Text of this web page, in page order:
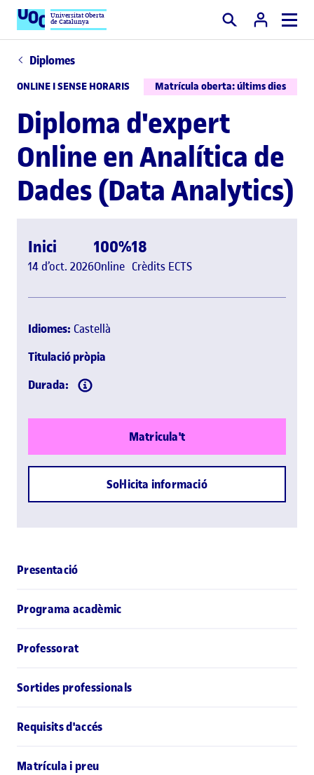
Universitat Oberta
de Catalunya Cercar
Diplomes
ONLINE I SENSE HORARIS Matrícula oberta: últims dies
Diploma d'expert
Online en Analítica de
Dades (Data Analytics)
Inici
14 d’oct. 2026
100%
Online
18
Crèdits ECTS
Idiomes: Castellà
Titulació pròpia
Durada:
Matricula't
Sol·licita informació
Presentació
Programa acadèmic
Professorat
Sortides professionals
Requisits d'accés
Matrícula i preu